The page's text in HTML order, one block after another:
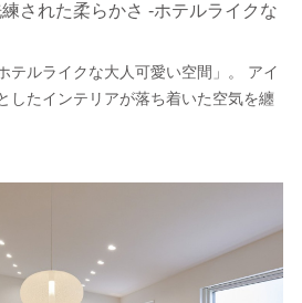
練された柔らかさ -ホテルライクな
テルライクな大人可愛い空間」。 アイ
したインテリアが落ち着いた空気を纏